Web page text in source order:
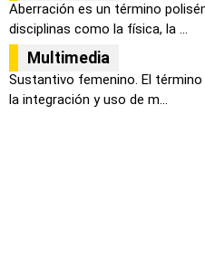
Aberración es un término
disciplinas como la física, la ...
Multimedia
Sustantivo femenino. El
la integración y uso de m...